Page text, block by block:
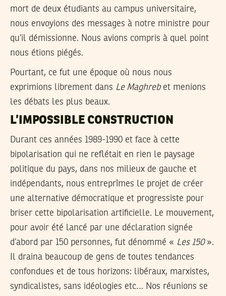
mort de deux étudiants au campus universitaire,
nous envoyions des messages à notre ministre pour
qu’il démissionne. Nous avions compris à quel point
nous étions piégés.
Pourtant, ce fut une époque où nous nous
exprimions librement dans Le Maghrebet menions
les débats les plus beaux.
L’IMPOSSIBLE CONSTRUCTION
Durant ces années 1989-1990 et face à cette
bipolarisation qui ne reflétait en rien le paysage
politique du pays, dans nos milieux de gauche et
indépendants, nous entreprîmes le projet de créer
une alternative démocratique et progressiste pour
briser cette bipolarisation artificielle. Le mouvement,
pour avoir été lancé par une déclaration signée
d’abord par 150 personnes, fut dénommé « Les 150».
Il draina beaucoup de gens de toutes tendances
confondues et de tous horizons: libéraux, marxistes,
syndicalistes, sans idéologies etc… Nos réunions se